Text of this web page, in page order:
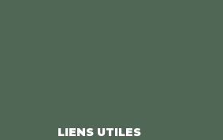
LIENS UTILES